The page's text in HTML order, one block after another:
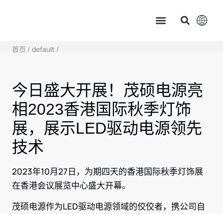
首页 /default /
今日盛大开展！茂硕电源亮
相2023香港国际秋季灯饰
展，展示LED驱动电源领先
技术
2023年10月27日，为期四天的香港国际秋季灯饰展
在香港会议展览中心盛大开幕。
茂硕电源作为LED驱动电源领域的佼佼者，携公司自